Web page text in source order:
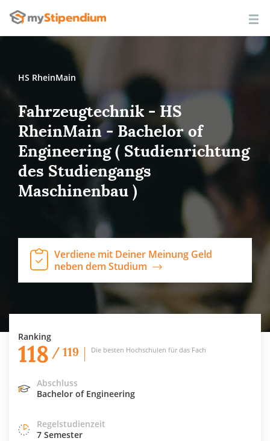
HS RheinMain
Fahrzeugtechnik - HS
RheinMain - Bachelor of
Engineering ( Studienrichtung
des Studiengangs
Maschinenbau )
Verdiene mit Deiner Meinung Geld
neben dem Studium
Ranking
118 / 119 Die besten Hochschulen für das Fach
Abschluss
Bachelor of Engineering
Regelstudienzeit
7 Semester